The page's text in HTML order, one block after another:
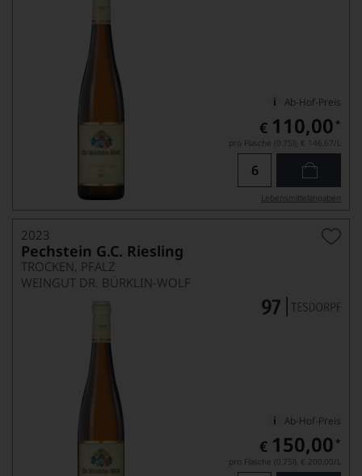
Ab-Hof-Preis
€ 110,00 *
pro Flasche (0.75l), € 146,67/L
Lebensmittel­angaben
2023
Pechstein G.C. Riesling
TROCKEN, PFALZ
WEINGUT DR. BÜRKLIN-WOLF
Ab-Hof-Preis
€ 150,00 *
pro Flasche (0.75l), € 200,00/L